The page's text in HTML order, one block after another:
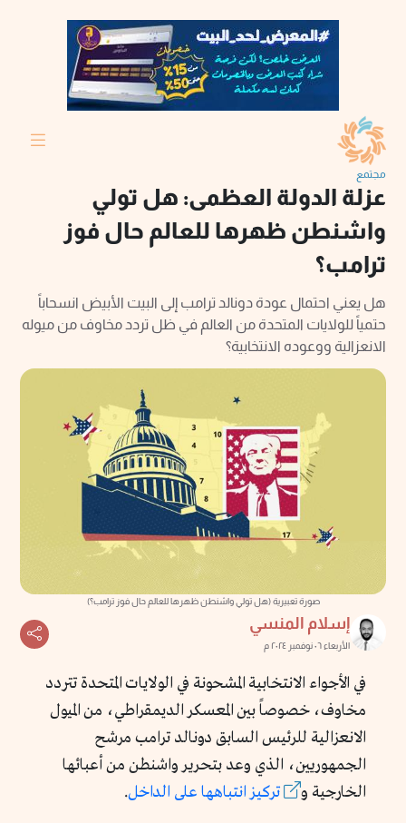
مجتمع
عزلة الدولة العظمى: هل تولي
واشنطن ظهرها للعالم حال فوز
ترامب؟
هل يعني احتمال عودة دونالد ترامب إلى البيت الأبيض انسحاباً
حتمياً للولايات المتحدة من العالم في ظل تردد مخاوف من ميوله
الانعزالية ووعوده الانتخابية؟
صورة تعبيرية (هل تولي واشنطن ظهرها للعالم حال فوز ترامب؟)
إسلام المنسي
الأربعاء ٠٦ نوفمبر ٢٠٢٤ م
في الأجواء الانتخابية المشحونة في الولايات المتحدة تتردد
مخاوف، خصوصاً بين المعسكر الديمقراطي، من الميول
الانعزالية للرئيس السابق دونالد ترامب مرشح
الجمهوريين، الذي وعد بتحرير واشنطن من أعبائها
الخارجية و
تركيز انتباهها على الداخل.